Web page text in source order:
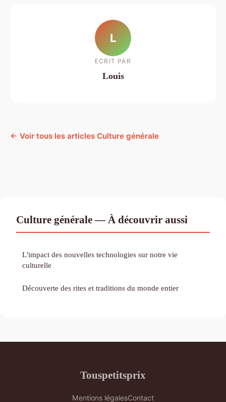
L
ECRIT PAR
Louis
← Voir tous les articles Culture générale
Culture générale — À découvrir aussi
L'impact des nouvelles technologies sur notre vie
culturelle
Découverte des rites et traditions du monde entier
Touspetitsprix
Mentions légalesContact